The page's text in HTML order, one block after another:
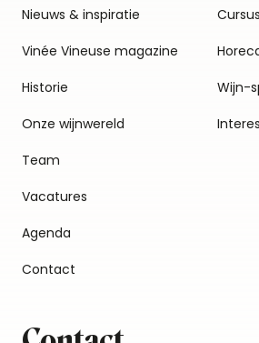
Nieuws & inspiratie
Vinée Vineuse magazine
Historie
Onze wijnwereld
Team
Vacatures
Agenda
Contact
Wijn-